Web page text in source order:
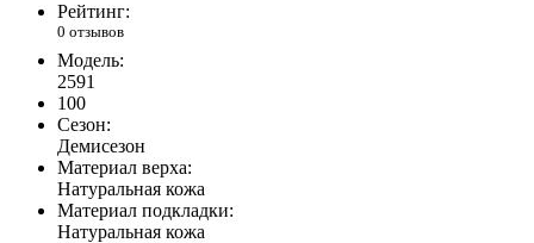
Рейтинг:
0 отзывов
Модель:
2591
100
Сезон:
Демисезон
Материал верха:
Натуральная кожа
Материал подкладки:
Натуральная кожа